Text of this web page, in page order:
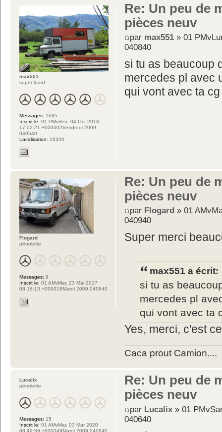
Re: Un peu de
pièces neuv
par max551 » 01
040840
si tu as beaucoup
mercedes pl avec
qui vont avec ta cg
max551
super lourd
Messages: 1685
Inscrit le: 01 PMvVen, 04 Oct 2013
17:02:21 +000002Vendredi 2009
040540
Localisation: 16320
Re: Un peu de
pièces neuv
par Flogard » 01
040940
Super merci
max551 a écrit:
si tu as
mercedes pl
qui vont avec ta
Yes, merci, c'est
Caca prout Camion....
Flogard
pétrolette
Messages: 9
Inscrit le: 01 AMvMar, 23 Mai 2017
08:18:13 +000018Mardi 2009 040840
Re: Un peu de
pièces neuv
par Lucalix » 01
040640
Lucalix
pétrolette
Messages: 15
Inscrit le: 01 AMvMar, 03 Mar 2020
08:49:59 +000049Mardi 2009 040840